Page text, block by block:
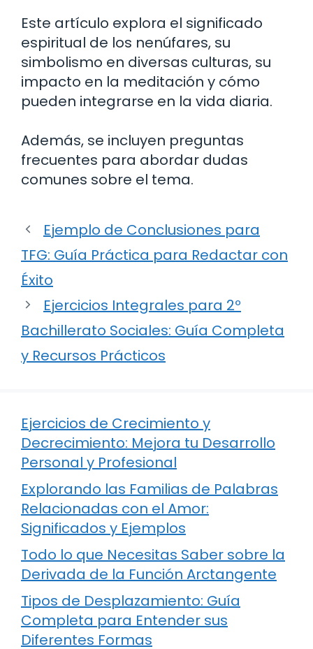
Este artículo explora el significado
espiritual de los nenúfares, su
simbolismo en diversas culturas, su
impacto en la meditación y cómo
pueden integrarse en la vida diaria.
Además, se incluyen preguntas
frecuentes para abordar dudas
comunes sobre el tema.
Ejemplo de Conclusiones para
TFG: Guía Práctica para Redactar con
Éxito
Ejercicios Integrales para 2º
Bachillerato Sociales: Guía Completa
y Recursos Prácticos
Ejercicios de Crecimiento y
Decrecimiento: Mejora tu Desarrollo
Personal y Profesional
Explorando las Familias de Palabras
Relacionadas con el Amor:
Significados y Ejemplos
Todo lo que Necesitas Saber sobre la
Derivada de la Función Arctangente
Tipos de Desplazamiento: Guía
Completa para Entender sus
Diferentes Formas